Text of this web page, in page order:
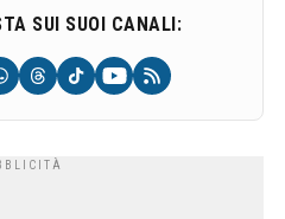
SUI SUOI CANALI: